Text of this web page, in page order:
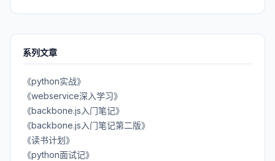
系列文章
《python实战》
《webservice深入学习》
《backbone.js入门笔记》
《backbone.js入门笔记第二版》
《读书计划》
《python面试记》